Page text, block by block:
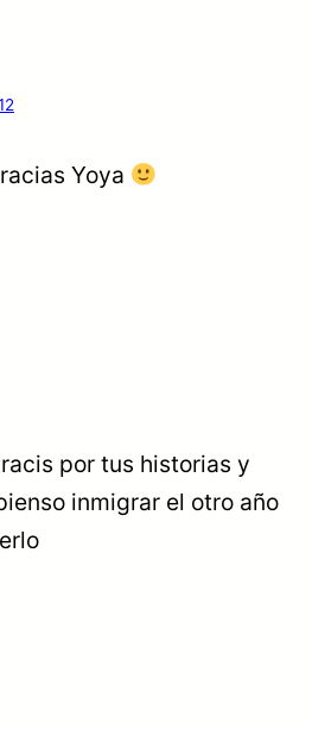
Yoya
por tus historias y
inmigrar el otro año